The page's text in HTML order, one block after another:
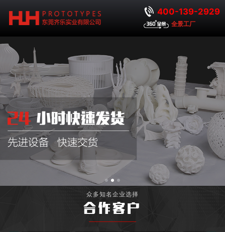
400-139-2929
全景工厂
众多知名企业选择
合作客户